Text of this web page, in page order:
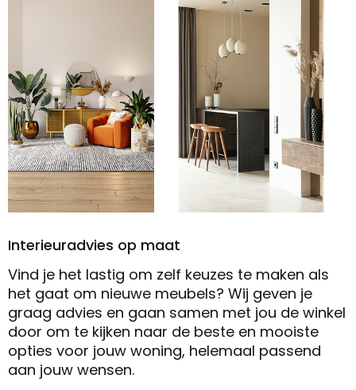
Interieuradvies op maat
Vind je het lastig om zelf keuzes te maken als
het gaat om nieuwe meubels? Wij geven je
graag advies en gaan samen met jou de winkel
door om te kijken naar de beste en mooiste
opties voor jouw woning, helemaal passend
aan jouw wensen.